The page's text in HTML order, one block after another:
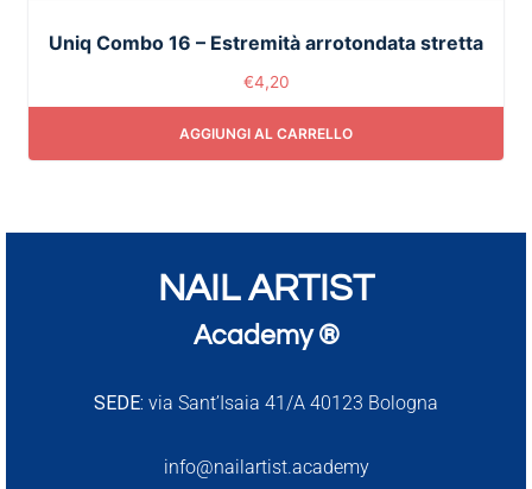
Uniq Combo 16 – Estremità arrotondata stretta
€4,20
AGGIUNGI AL CARRELLO
NAIL ARTIST
Academy ®
SEDE: via Sant’Isaia 41/A 40123 Bologna
info@nailartist.academy